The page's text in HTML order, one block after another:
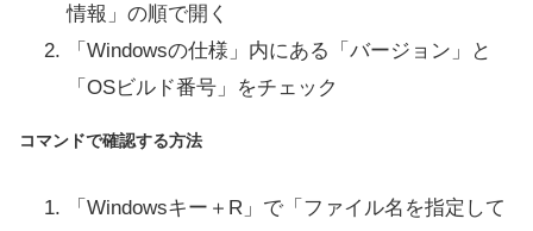
情報」の順で開く
「Windowsの仕様」内にある「バージョン」と
「OSビルド番号」をチェック
コマンドで確認する方法
「Windowsキー＋R」で「ファイル名を指定して